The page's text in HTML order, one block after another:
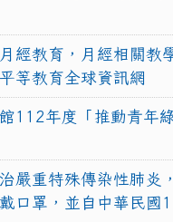
經教育，月經相關教
等教育全球資訊網
112年度「推動青年
嚴重特殊傳染性肺炎
口罩，並自中華民國